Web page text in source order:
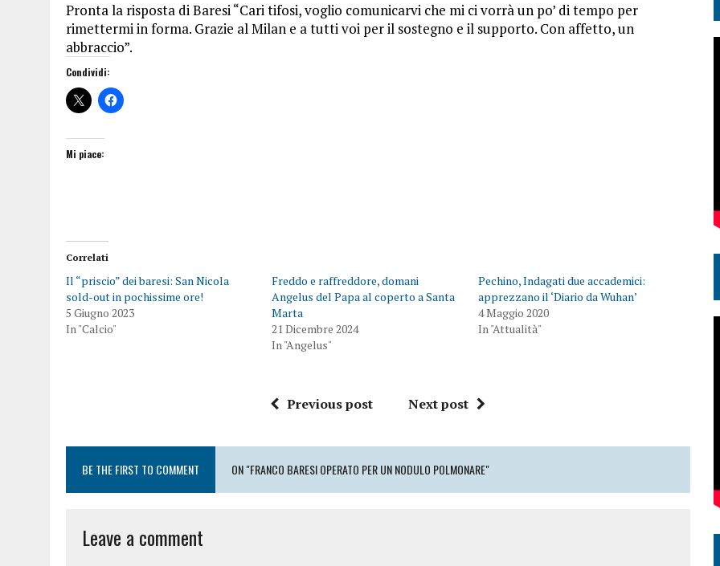
Pronta la risposta di Baresi “Cari tifosi, voglio comunicarvi che mi ci vorrà un po’ di tempo per
rimettermi in forma. Grazie al Milan e a tutti voi per il sostegno e il supporto. Con affetto, un
abbraccio”.
Condividi:
Mi piace:
Correlati
Il “priscio” dei baresi: San Nicola
sold-out in pochissime ore!
5 Giugno 2023
In "Calcio"
Freddo e raffreddore, domani
Angelus del Papa al coperto a Santa
Marta
21 Dicembre 2024
In "Angelus"
Pechino, Indagati due accademici:
apprezzano il ‘Diario da Wuhan’
4 Maggio 2020
In "Attualità"
Previous post Next post
BE THE FIRST TO COMMENT ON "FRANCO BARESI OPERATO PER UN NODULO POLMONARE"
Leave a comment